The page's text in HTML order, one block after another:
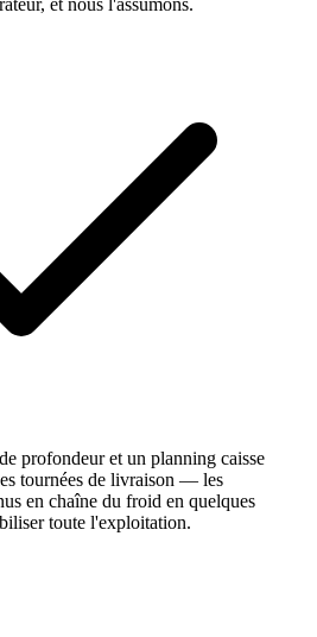
et nous l'assumons.
profondeur et un planning caisse
tournées de livraison — les
en chaîne du froid en quelques
toute l'exploitation.